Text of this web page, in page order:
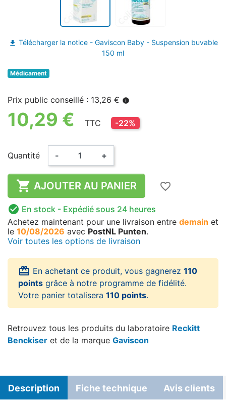
file_download Télécharger la notice - Gaviscon Baby - Suspension buvable
150 ml
Médicament
Prix public conseillé : 13,26 € info
10,29 € TTC -22%
Quantité - +
 AJOUTER AU PANIER
favorite_border
 En stock - Expédié sous 24 heures
Achetez maintenant pour une livraison entre demain et
le 10/08/2026 avec PostNL Punten.
Voir toutes les options de livraison
card_giftcard En achetant ce produit, vous gagnerez 110
points grâce à notre programme de fidélité.
Votre panier totalisera 110 points.
Retrouvez tous les produits du laboratoire Reckitt
Benckiser et de la marque Gaviscon
Description Fiche technique Avis clients